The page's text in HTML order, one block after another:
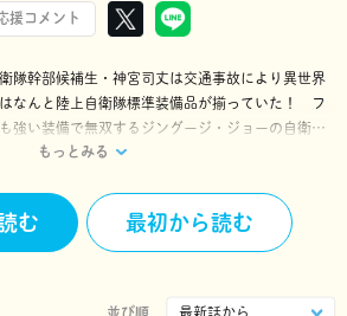
援コメント
隊幹部候補生・神宮司丈は交通事故により異世界
なんと陸上自衛隊標準装備品が揃っていた！ フ
強い装備で無双するジングージ・ジョーの自衛官
もっとみる
む 最初から読む
並び順